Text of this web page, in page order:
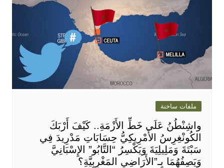
ملفات ساخنة
واشِنْطُنُ عَلَى خَطِّ الأَزْمَةِ.. كَيْفَ أَرْبَكَ
الكُونْغِرِسُ الأَمْرِيكِيُّ حِسَابَاتِ مَدْرِيدَ فِي
سَبْتَةَ وَمَلِيلِيَةَ وَيَكْسِرُ “التَّابُو” الإِسْبَانِيَّ
وَيَصِفُهُمَا بِـ”الأَرَاضِي المَغْرِبِيَّةِ؟